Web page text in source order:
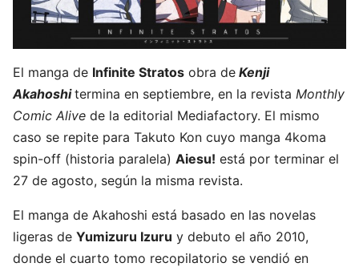
El manga de Infinite Stratos obra de Kenji
Akahoshi termina en septiembre, en la revista Monthly
Comic Alive de la editorial Mediafactory. El mismo
caso se repite para Takuto Kon cuyo manga 4koma
spin-off (historia paralela) Aiesu! está por terminar el
27 de agosto, según la misma revista.
El manga de Akahoshi está basado en las novelas
ligeras de Yumizuru Izuru y debuto el año 2010,
donde el cuarto tomo recopilatorio se vendió en